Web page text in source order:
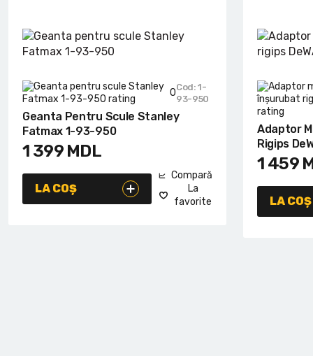
0Cod: 1-
93-950
Geanta Pentru Scule Stanley
Fatmax 1-93-950
1 399 MDL
LA COȘ
Compară
La
favorite
Adaptor
Rigips
1 459
LA COȘ